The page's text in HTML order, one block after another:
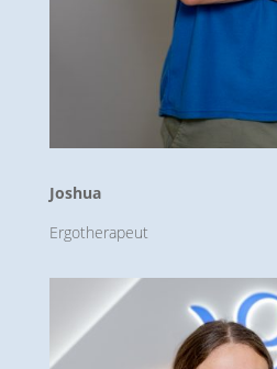
Joshua
Ergotherapeut